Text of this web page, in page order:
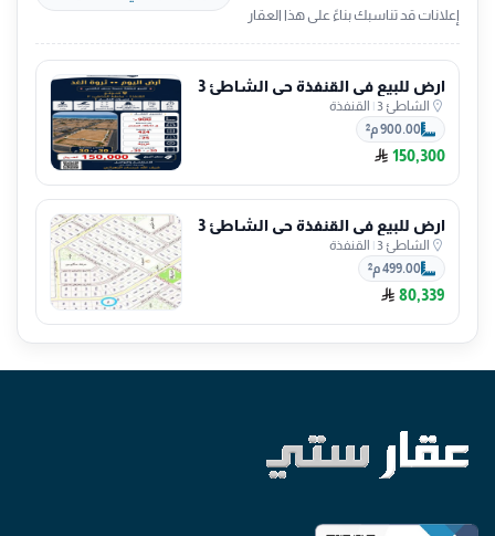
إعلانات قد تناسبك بناءً على هذا العقار
ارض للبيع في القنفذة حي الشاطئ 3
الشاطئ 3 | القنفذة
900.00 م²
150,300
ارض للبيع في القنفذة حي الشاطئ 3
الشاطئ 3 | القنفذة
499.00 م²
80,339